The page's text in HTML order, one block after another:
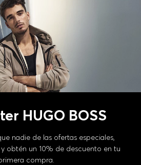
HUGO BOSS
nadie de las ofertas especiales,
obtén un 10% de descuento en tu
compra.